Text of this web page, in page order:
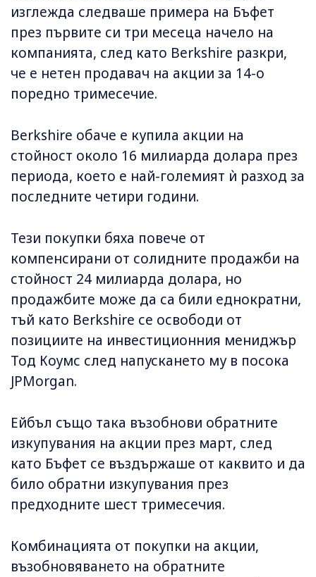
изглежда следваше примера на Бъфет
през първите си три месеца начело на
компанията, след като Berkshire разкри,
че е нетен продавач на акции за 14-о
поредно тримесечие.
Berkshire обаче е купила акции на
стойност около 16 милиарда долара през
периода, което е най-големият ѝ разход за
последните четири години.
Тези покупки бяха повече от
компенсирани от солидните продажби на
стойност 24 милиарда долара, но
продажбите може да са били еднократни,
тъй като Berkshire се освободи от
позициите на инвестиционния мениджър
Тод Коумс след напускането му в посока
JPMorgan.
Ейбъл също така възобнови обратните
изкупувания на акции през март, след
като Бъфет се въздържаше от каквито и да
било обратни изкупувания през
предходните шест тримесечия.
Комбинацията от покупки на акции,
възобновяването на обратните